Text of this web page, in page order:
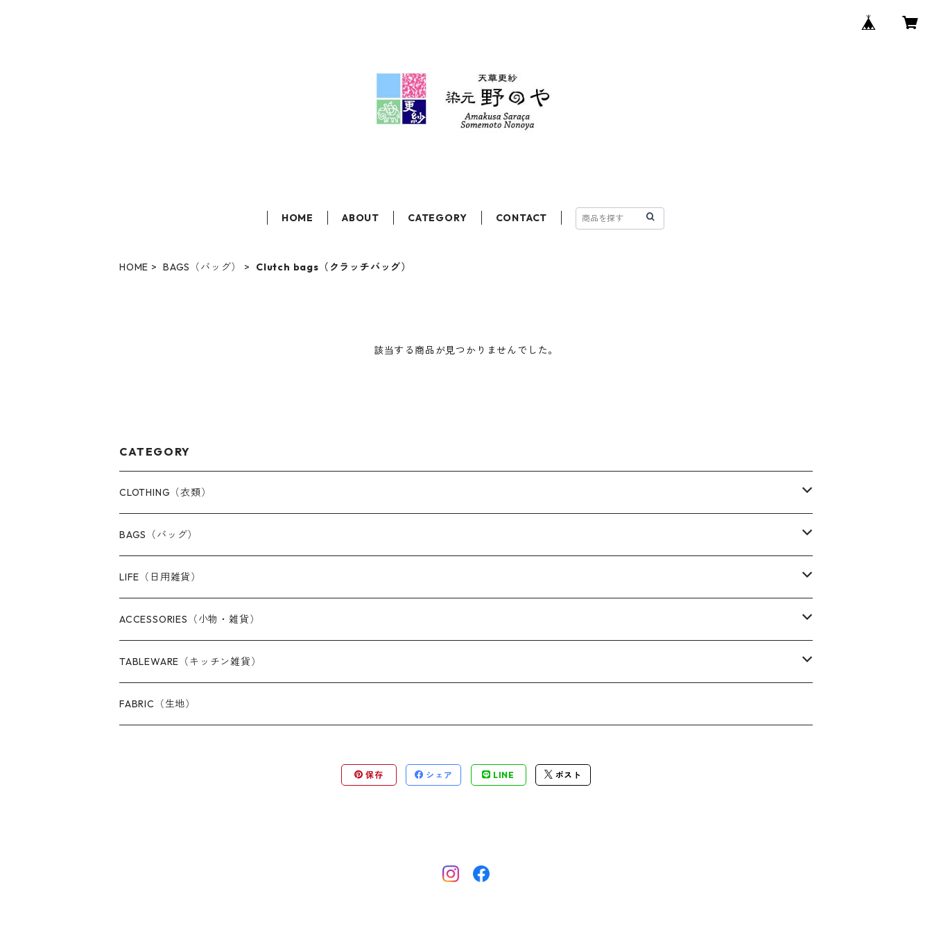
HOME ABOUT CATEGORY CONTACT
HOME BAGS（バッグ） Clutch bags（クラッチバッグ）
該当する商品が見つかりませんでした。
CATEGORY
CLOTHING（衣類）
Masks（マスク）
Tops（Tシャツ・カットソー）
Kids & Baby（子供服）
BAGS（バッグ）
Tote bags（トートバッグ）
Mini bags（ミニバッグ）
Clutch bags（クラッチバッグ）
Shoulder bags（ショルダーバッグ）
LIFE（日用雑貨）
Masks（マスク）
Stationery（ステーショナリー・文具）
Washcloths（ふきん・手ぬぐい）
ACCESSORIES（小物・雑貨）
Pouches ＆ Purses（ポーチ＆コインケース）
Card cases（カードケース）
TABLEWARE（キッチン雑貨）
Coasters（コースター）
FABRIC（生地）
保存 シェア LINE ポスト